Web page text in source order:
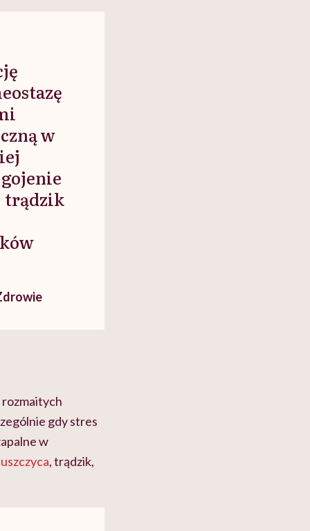
w
trądzik
rozmaitych
gdy stres
w
, trądzik,